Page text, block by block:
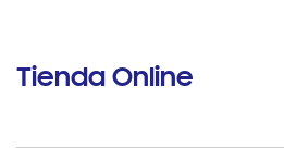
Tienda Online